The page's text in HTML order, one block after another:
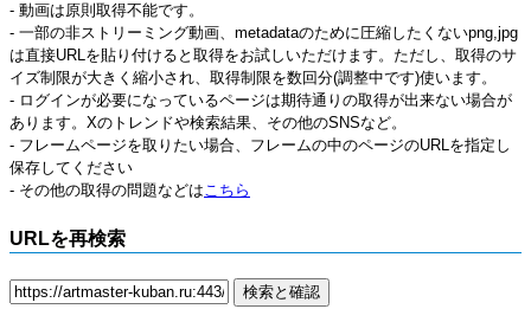
- 動画は原則取得不能です。
- 一部の非ストリーミング動画、metadataのために圧縮したくないpng,jpg
は直接URLを貼り付けると取得をお試しいただけます。ただし、取得のサ
イズ制限が大きく縮小され、取得制限を数回分(調整中です)使います。
- ログインが必要になっているページは期待通りの取得が出来ない場合が
あります。Xのトレンドや検索結果、その他のSNSなど。
- フレームページを取りたい場合、フレームの中のページのURLを指定し
保存してください
- その他の取得の問題などはこちら
URLを再検索